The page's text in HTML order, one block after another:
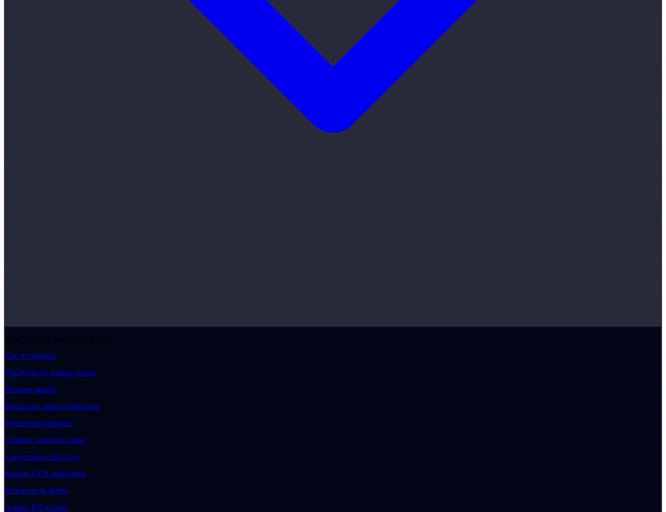
Votre co-pilote conformité sociale
Vue d’ensemble
Plateforme de gestion sociale
Dossiers salariés
Documents, dates et historique
Documents juridiques
Contrats, avenants, sorties
Conventions collectives
Repères CCN applicables
Échéances & alertes
Actions RH à suivre